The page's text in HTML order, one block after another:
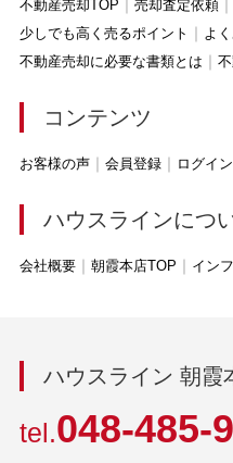
不動産売却TOP 売却査定依頼
少しでも高く売るポイント
よ
不動産売却に必要な書類とは
コンテンツ
お客様の声 会員登録 ログイン
ハウスラインにつ
会社概要 朝霞本店TOP イン
ハウスライン 朝霞
tel.048-485-